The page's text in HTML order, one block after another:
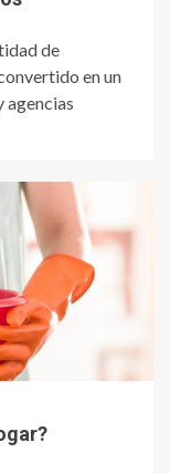
de
en un
agencias